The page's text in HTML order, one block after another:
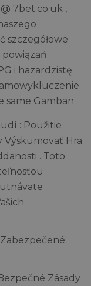
7bet.co.uk ,
szczegółowe
powiązań
i hazardzistę
Gamban .
: Použitie
Výskumovať Hra
. Toto
Zásady